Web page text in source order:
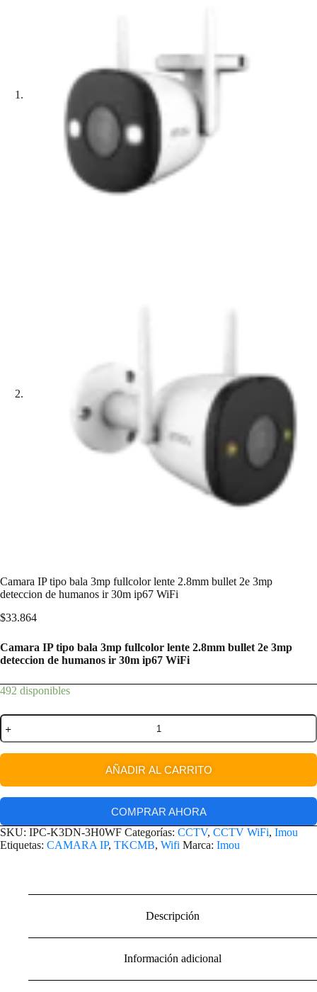
Camara IP tipo bala 3mp fullcolor lente 2.8mm bullet 2e 3mp
deteccion de humanos ir 30m ip67 WiFi
$33.864
Camara IP tipo bala 3mp fullcolor lente 2.8mm bullet 2e 3mp
deteccion de humanos ir 30m ip67 WiFi
492 disponibles
AÑADIR AL CARRITO
COMPRAR AHORA
SKU: IPC-K3DN-3H0WF Categorías: CCTV, CCTV WiFi, Imou
Etiquetas: CAMARA IP, TKCMB, Wifi Marca: Imou
Descripción
Información adicional